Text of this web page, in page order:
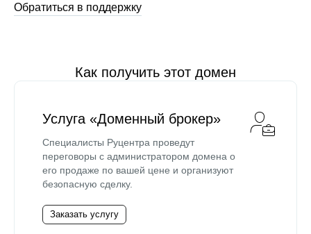
Обратиться в поддержку
Как получить этот домен
Услуга «Доменный брокер»
Специалисты Руцентра проведут
переговоры с администратором домена о
его продаже по вашей цене и организуют
безопасную сделку.
Заказать услугу